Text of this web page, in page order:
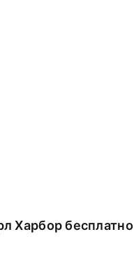
Харбор бесплатно